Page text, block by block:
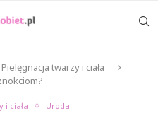
Pielęgnacja twarzy i ciała
i ciała Uroda